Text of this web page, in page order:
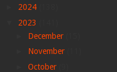
2024
2023
December
November
October